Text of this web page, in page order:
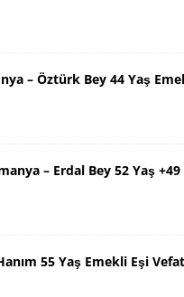
– Öztürk Bey 44 Yaş
– Erdal Bey 52 Yaş
55 Yaş Emekli Eşi